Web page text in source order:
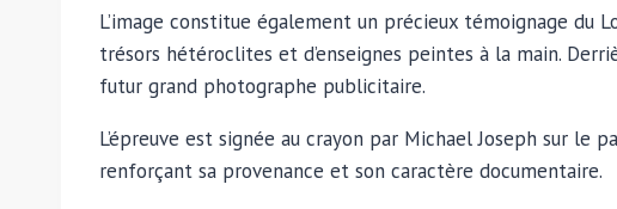
L’image constitue également un précieux témoignage du
trésors hétéroclites et d’enseignes peintes à la main.
futur grand photographe publicitaire.
L’épreuve est signée au crayon par Michael Joseph sur le
renforçant sa provenance et son caractère documentaire.